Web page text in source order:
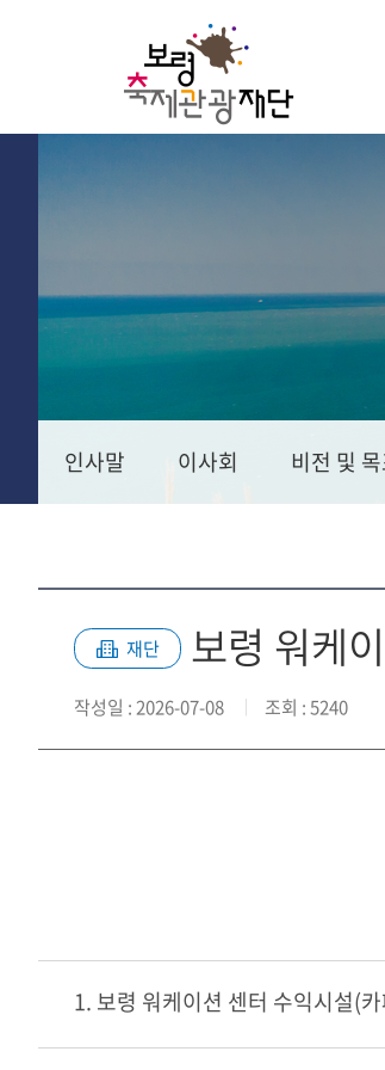
인사말 이사회 비전 및
재단 보령 워케
작성일 : 2026-07-08 조회 : 5240
1. 보령 워케이션 센터 수익시설(